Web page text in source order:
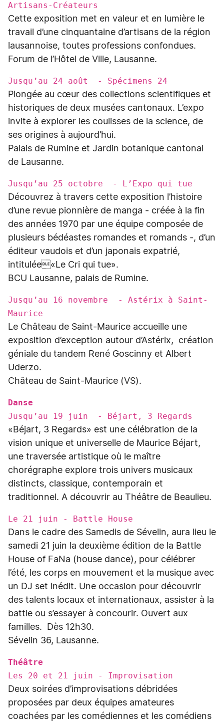
Artisans-Créateurs
Cette exposition met en valeur et en lumière le
travail d’une cinquantaine d’artisans de la région
lausannoise, toutes professions confondues.
Forum de l’Hôtel de Ville, Lausanne.
Jusqu’au 24 août - Spécimens 24
Plongée au cœur des collections scientifiques et
historiques de deux musées cantonaux. L’expo
invite à explorer les coulisses de la science, de
ses origines à aujourd’hui.
Palais de Rumine et Jardin botanique cantonal
de Lausanne.
Jusqu’au 25 octobre - L’Expo qui tue
Découvrez à travers cette exposition l’histoire
d’une revue pionnière de manga - créée à la fin
des années 1970 par une équipe composée de
plusieurs bédéastes romandes et romands -, d’un
éditeur vaudois et d’un japonais expatrié,
intitulée«Le Cri qui tue».
BCU Lausanne, palais de Rumine.
Jusqu’au 16 novembre - Astérix à Saint-
Maurice
Le Château de Saint-Maurice accueille une
exposition d’exception autour d’Astérix, création
géniale du tandem René Goscinny et Albert
Uderzo.
Château de Saint-Maurice (VS).
Danse
Jusqu’au 19 juin - Béjart, 3 Regards
«Béjart, 3 Regards» est une célébration de la
vision unique et universelle de Maurice Béjart,
une traversée artistique où le maître
chorégraphe explore trois univers musicaux
distincts, classique, contemporain et
traditionnel. A découvrir au Théâtre de Beaulieu.
Le 21 juin - Battle House
Dans le cadre des Samedis de Sévelin, aura lieu le
samedi 21 juin la deuxième édition de la Battle
House of FaNa (house dance), pour célébrer
l’été, les corps en mouvement et la musique avec
un DJ set inédit. Une occasion pour découvrir
des talents locaux et internationaux, assister à la
battle ou s’essayer à concourir. Ouvert aux
familles. Dès 12h30.
Sévelin 36, Lausanne.
Théâtre
Les 20 et 21 juin - Improvisation
Deux soirées d’improvisations débridées
proposées par deux équipes amateures
coachées par les comédiennes et les comédiens